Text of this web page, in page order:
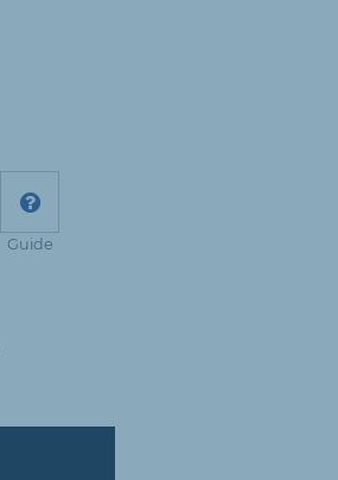
Guide